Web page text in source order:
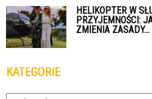
HELIKOPTER W
PRZYJEMNOŚCI:
ZMIENIA ZASADY...
KATEGORIE
Kategorie